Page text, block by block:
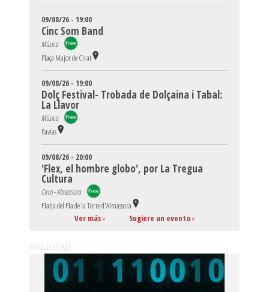
09/08/26 - 19:00
Cinc Som Band
Música
Plaça Major de Cirat
09/08/26 - 19:00
Dolç Festival- Trobada de Dolçaina i Tabal:
La Llavor
Música
Pavías
09/08/26 - 20:00
'Flex, el hombre globo', por La Tregua
Cultura
Circo - Almassora
Platja del Pla de la Torre d'Almassora
Ver más» Sugiere un evento»
PUBLICIDAD